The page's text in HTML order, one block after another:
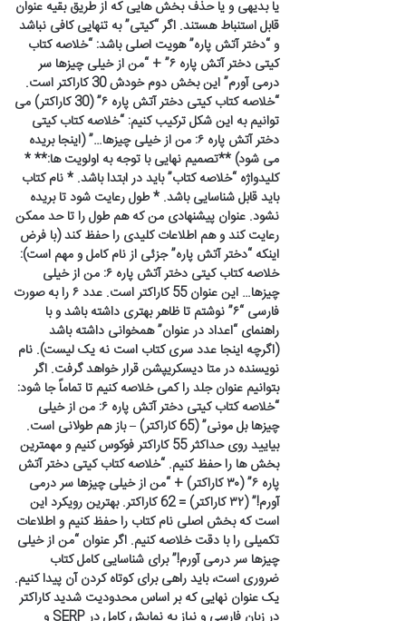
یا بدیهی و یا حذف بخش هایی که از طریق بقیه عنوان
قابل استنباط هستند. اگر “کیتی” به تنهایی کافی نباشد
و “دختر آتش پاره” هویت اصلی باشد: “خلاصه کتاب
کیتی دختر آتش پاره ۶” + “من از خیلی چیزها سر
درمی آورم” این بخش دوم خودش 30 کاراکتر است.
“خلاصه کتاب کیتی دختر آتش پاره ۶” (30 کاراکتر) می
توانیم به این شکل ترکیب کنیم: “خلاصه کتاب کیتی
دختر آتش پاره ۶: من از خیلی چیزها…” (اینجا بریده
می شود) **تصمیم نهایی با توجه به اولویت ها:** *
کلیدواژه “خلاصه کتاب” باید در ابتدا باشد. * نام کتاب
باید قابل شناسایی باشد. * طول رعایت شود تا بریده
نشود. عنوان پیشنهادی من که هم طول را تا حد ممکن
رعایت کند و هم اطلاعات کلیدی را حفظ کند (با فرض
اینکه “دختر آتش پاره” جزئی از نام کامل و مهم است):
خلاصه کتاب کیتی دختر آتش پاره ۶: من از خیلی
چیزها… این عنوان 55 کاراکتر است. عدد ۶ را به صورت
فارسی “۶” نوشتم تا ظاهر بهتری داشته باشد و با
راهنمای “اعداد در عنوان” همخوانی داشته باشد
(اگرچه اینجا عدد سری کتاب است نه یک لیست). نام
نویسنده در متا دیسکریپشن قرار خواهد گرفت. اگر
بتوانیم عنوان جلد را کمی خلاصه کنیم تا تماماً جا شود:
“خلاصه کتاب کیتی دختر آتش پاره ۶: من از خیلی
چیزها بل مونی” (65 کاراکتر) – باز هم طولانی است.
بیایید روی حداکثر 55 کاراکتر فوکوس کنیم و مهمترین
بخش ها را حفظ کنیم. “خلاصه کتاب کیتی دختر آتش
پاره ۶” (۳۰ کاراکتر) + “من از خیلی چیزها سر درمی
آورم!” (۳۲ کاراکتر) = 62 کاراکتر. بهترین رویکرد این
است که بخش اصلی نام کتاب را حفظ کنیم و اطلاعات
تکمیلی را با دقت خلاصه کنیم. اگر عنوان “من از خیلی
چیزها سر درمی آورم!” برای شناسایی کامل کتاب
ضروری است، باید راهی برای کوتاه کردن آن پیدا کنیم.
یک عنوان نهایی که بر اساس محدودیت شدید کاراکتر